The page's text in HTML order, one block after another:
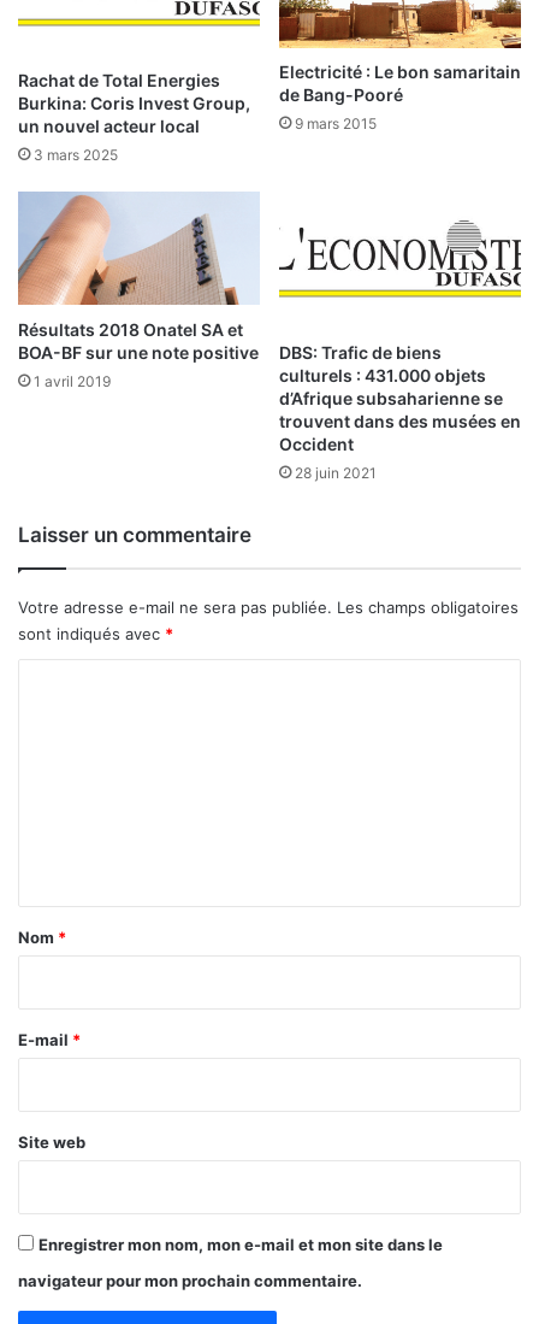
s
s
s
e
r
u
r
k
i
n
s
e
n
t
a
n
d
e
m
i
l
F
F
A
p
r
l
a
i
e
d
s
c
o
m
u
a
u
Rachat de Total Energies
Burkina: Coris Invest Group,
un nouvel acteur local
3 mars 2025
Electricité : Le bon samaritain
de Bang-Pooré
9 mars 2015
Résultats 2018 Onatel SA et
BOA-BF sur une note positive
1 avril 2019
DBS: Trafic de biens
culturels : 431.000 objets
d’Afrique subsaharienne se
trouvent dans des musées en
Occident
28 juin 2021
Laisser un commentaire
Votre adresse e-mail ne sera pas publiée. Les champs obligatoires
sont indiqués avec *
a
e
Nom *
E-mail *
Site web
Enregistrer mon nom, mon e-mail et mon site dans le
navigateur pour mon prochain commentaire.